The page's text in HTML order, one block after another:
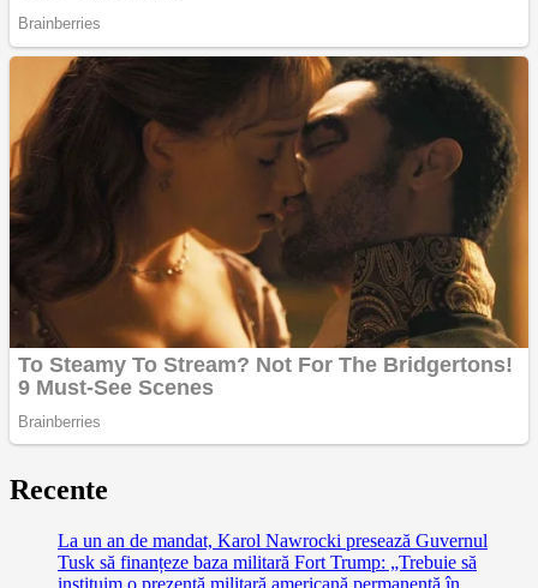
Recente
La un an de mandat, Karol Nawrocki presează Guvernul
Tusk să finanțeze baza militară Fort Trump: „Trebuie să
instituim o prezență militară americană permanentă în